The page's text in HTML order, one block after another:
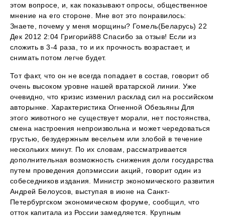
этом вопросе, и, как показывают опросы, общественное
мнение на его стороне. Мне вот это понравилось:
Знаете, почему у меня морщины? Гомель(Беларусь) 22
Дек 2012 2:04 Григорий88 Спасибо за отзыв! Если из
сложить в 3-4 раза, то и их прочность возрастает, и
снимать потом легче будет.
Тот факт, что он не всегда попадает в состав, говорит об
очень высоком уровне нашей вратарской линии. Уже
очевидно, что кризис изменил расклад сил на российском
авторынке. Характеристика Огненной Обезьяны Для
этого животного не существует морали, нет постоянства,
смена настроения непроизвольна и может чередоваться
грустью, безудержным весельем или злобой в течение
нескольких минут. По их словам, рассматривается
дополнительная возможность снижения доли государства
путем проведения допэмиссии акций, говорит один из
собеседников издания. Министр экономического развития
Андрей Белоусов, выступая в июне на Санкт-
Петербургском экономическом форуме, сообщил, что
отток капитала из России замедляется. Крупным